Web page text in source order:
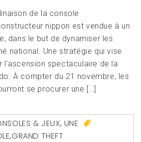
de la console
nippon est vendue à un
dans le but de dynamiser les
national. Une stratégie qui vise
l’ascension spectaculaire de la
À compter du 21 novembre, les
se procurer une […]
& JEUX, UNE
,GRAND THEFT